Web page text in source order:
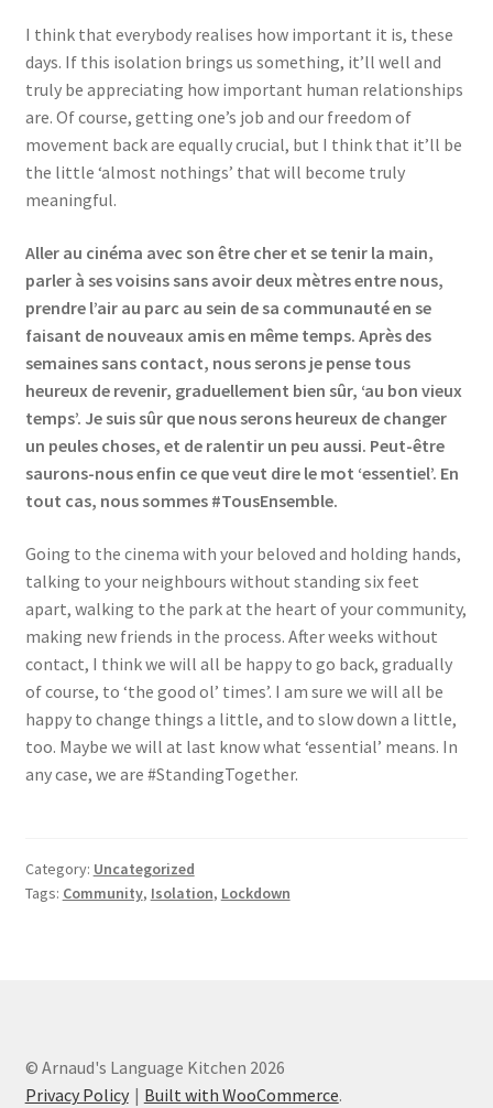
I think that everybody realises how important it is, these
days. If this isolation brings us something, it’ll well and
truly be appreciating how important human relationships
are. Of course, getting one’s job and our freedom of
movement back are equally crucial, but I think that it’ll be
the little ‘almost nothings’ that will become truly
meaningful.
Aller au cinéma avec son être cher et se tenir la main,
parler à ses voisins sans avoir deux mètres entre nous,
prendre l’air au parc au sein de sa communauté en se
faisant de nouveaux amis en même temps. Après des
semaines sans contact, nous serons je pense tous
heureux de revenir, graduellement bien sûr, ‘au bon vieux
temps’. Je suis sûr que nous serons heureux de changer
un peules choses, et de ralentir un peu aussi. Peut-être
saurons-nous enfin ce que veut dire le mot ‘essentiel’. En
tout cas, nous sommes #TousEnsemble.
Going to the cinema with your beloved and holding hands,
talking to your neighbours without standing six feet
apart, walking to the park at the heart of your community,
making new friends in the process. After weeks without
contact, I think we will all be happy to go back, gradually
of course, to ‘the good ol’ times’. I am sure we will all be
happy to change things a little, and to slow down a little,
too. Maybe we will at last know what ‘essential’ means. In
any case, we are #StandingTogether.
Category: Uncategorized
Tags: Community, Isolation, Lockdown
© Arnaud's Language Kitchen 2026
Privacy Policy
Built with WooCommerce.